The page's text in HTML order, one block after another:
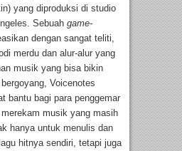
yang diproduksi di studio
Sebuah game-
dengan sangat teliti,
merdu dan alur-alur yang
musik yang bisa bikin
Voicenotes
bantu bagi para penggemar
musik yang masih
hanya untuk menulis dan
hitnya sendiri, tetapi juga